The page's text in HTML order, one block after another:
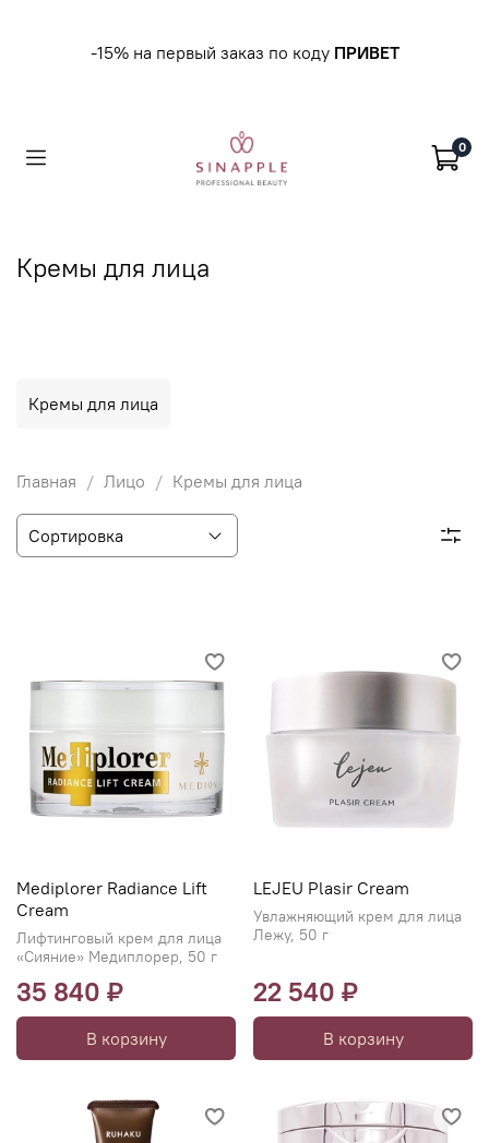
-15% на первый заказ по коду ПРИВЕТ
0
Кремы для лица
Кремы для лица
Главная Лицо Кремы для лица
Mediplorer Radiance Lift
Cream
Лифтинговый крем для лица
«Сияние» Медиплорер, 50 г
35 840 ₽
В корзину
LEJEU Plasir Cream
Увлажняющий крем для лица
Лежу, 50 г
22 540 ₽
В корзину